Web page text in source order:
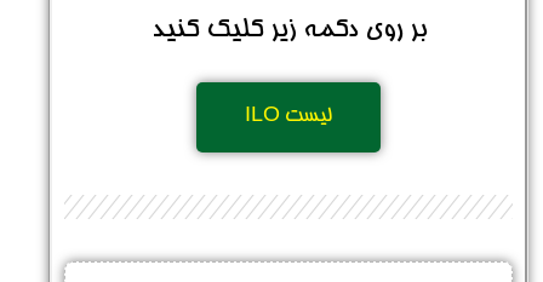
بر روی دکمه زیر کلیک کنید
لیست ILO
تلفن همراه : *